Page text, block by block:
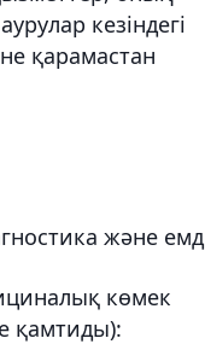
кезіндегі
қарамастан
және
көмек
қамтиды):